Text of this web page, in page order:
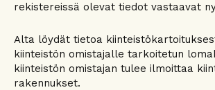
rekistereissä olevat tiedot vastaavat
Alta löydät tietoa
kiinteistön omistajalle tarkoitetun
kiinteistön omistajan tulee ilmoittaa
rakennukset.